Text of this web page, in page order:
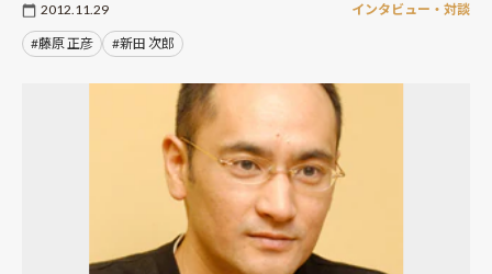
2012.11.29 インタビュー・対談
#藤原 正彦 #新田 次郎